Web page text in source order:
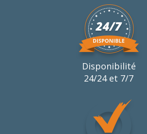
Disponibilité
24/24 et 7/7